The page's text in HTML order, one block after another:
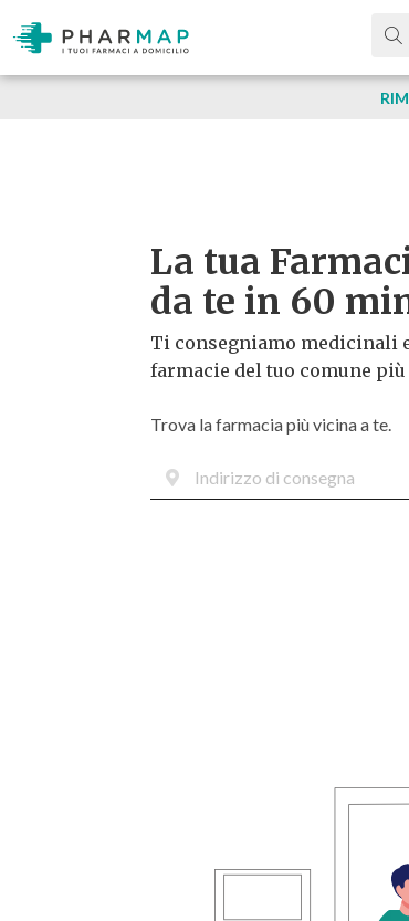
La tua
da te in 60
Ti consegniamo medicinali
farmacie del tuo comune più
Trova la farmacia più vicina a te.